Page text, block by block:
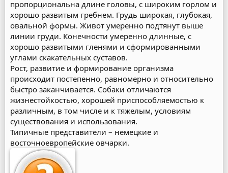
пропорциональна длине головы, с широким горлом и
хорошо развитым гребнем. Грудь широкая, глубокая,
овальной формы. Живот умеренно подтянут выше
линии груди. Конечности умеренно длинные, с
хорошо развитыми гленями и сформированными
углами скакательных суставов.
Рост, развитие и формирование организма
происходит постепенно, равномерно и относительно
быстро заканчивается. Собаки отличаются
жизнестойкостью, хорошей приспособляемостью к
различным, в том числе и к тяжелым, условиям
существования и использования.
Типичные представители – немецкие и
восточноевропейские овчарки.